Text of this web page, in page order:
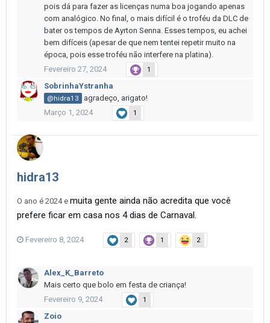
pois dá para fazer as licenças numa boa jogando apenas
com analógico. No final, o mais difícil é o troféu da DLC de
bater os tempos de Ayrton Senna. Esses tempos, eu achei
bem difíceis (apesar de que nem tentei repetir muito na
época, pois esse troféu não interfere na platina).
Fevereiro 27, 2024
1
SobrinhaYstranha
@hidra13
agradeço, arigato!
Março 1, 2024
1
hidra13
O ano é 2024 e muita gente ainda não acredita que você
prefere ficar em casa nos 4 dias de Carnaval.
Fevereiro 8, 2024 2 1 2
Alex_K_Barreto
Mais certo que bolo em festa de criança!
Fevereiro 9, 2024
1
Zoio